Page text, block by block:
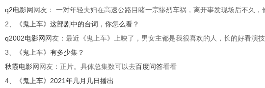
q2电影网 网友： 一对年轻夫妇在高速公路目睹一宗惨烈车祸，离开事发现场后不久
2、
《鬼上车》这部剧中的台词，你怎么看？
q2002电影网 网友：最近《鬼上车》上映了，男女主都是我很喜欢的人，长的好看演
3、
《鬼上车》有多少集？
秋霞电影网 网友：正片。具体总集数可以去百度问答看看
4、
《鬼上车》2021年几月几日播出